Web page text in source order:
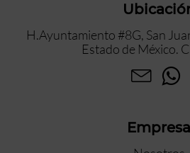
H.Ayuntamiento #8G, San
Estado de México.
Empresa